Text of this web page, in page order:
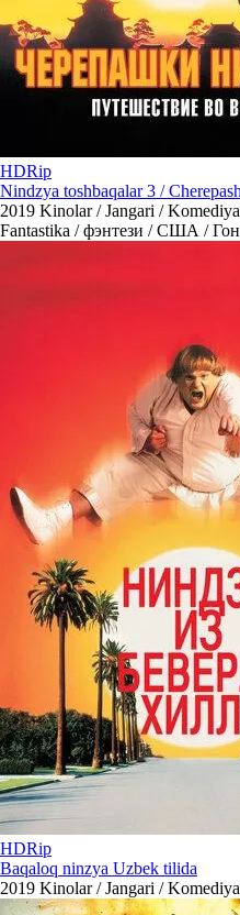
HDRip
Nindzya toshbaqalar 3 /
2019 Kinolar / Jangari /
Fantastika / фэнтези / США /
HDRip
Baqaloq ninzya Uzbek tilida
2019 Kinolar / Jangari /